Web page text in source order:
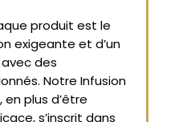
produit est le
exigeante et d’un
des
Notre Infusion
en plus d’être
s’inscrit dans